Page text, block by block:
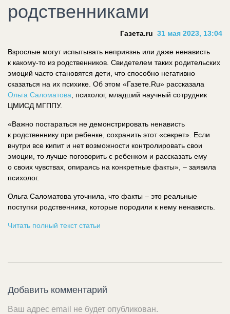
родственниками
Газета.ru 31 мая 2023, 13:04
Взрослые могут испытывать неприязнь или даже ненависть
к какому-то из родственников. Свидетелем таких родительских
эмоций часто становятся дети, что способно негативно
сказаться на их психике. Об этом «Газете.Ru» рассказала
Ольга Саломатова , психолог, младший научный сотрудник
ЦМИСД МГППУ.
«Важно постараться не демонстрировать ненависть
к родственнику при ребенке, сохранить этот «секрет». Если
внутри все кипит и нет возможности контролировать свои
эмоции, то лучше поговорить с ребенком и рассказать ему
о своих чувствах, опираясь на конкретные факты», – заявила
психолог.
Ольга Саломатова уточнила, что факты – это реальные
поступки родственника, которые породили к нему ненависть.
Читать полный текст статьи
Добавить комментарий
Ваш адрес email не будет опубликован.